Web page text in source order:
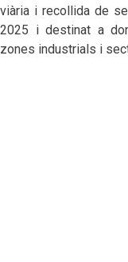
viària i recollida de
2025 i destinat a
zones industrials i